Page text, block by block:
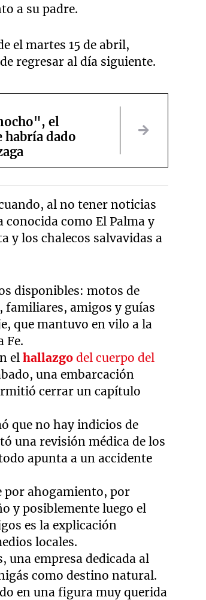
a su padre.
el martes 15 de abril,
regresar al día siguiente.
el
habría dado
al no tener noticias
conocida como El Palma y
y los chalecos salvavidas a
disponibles: motos de
familiares, amigos y guías
que mantuvo en vilo a la
Fe.
elhallazgodel cuerpo del
una embarcación
cerrar un capítulo
que no hay indicios de
una revisión médica de los
apunta a un accidente
por ahogamiento, por
y posiblemente luego el
es la explicación
locales.
una empresa dedicada al
como destino natural.
en una figura muy querida